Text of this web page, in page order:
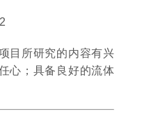
所研究的内容有兴
心；具备良好的流体